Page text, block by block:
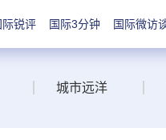
际锐评 国际3分钟 国际微访
城市远洋